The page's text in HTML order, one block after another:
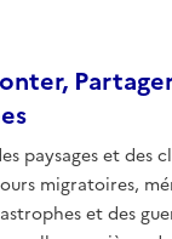
paysages et des
migratoires,
et des